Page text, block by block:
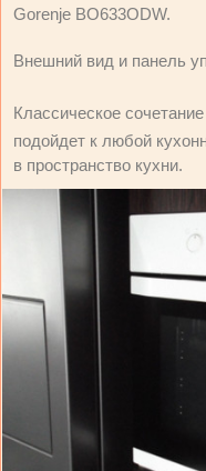
Gorenje BO633ODW.
Внешний вид и панель
Классическое сочетание
подойдет к любой
в пространство кухни.